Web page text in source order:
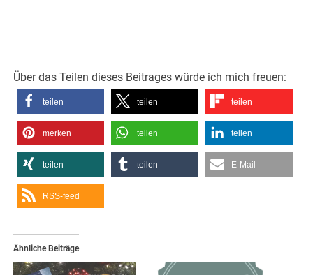
Über das Teilen dieses Beitrages würde ich mich freuen:
teilen teilen teilen
merken teilen teilen
teilen teilen E-Mail
RSS-feed
Ähnliche Beiträge